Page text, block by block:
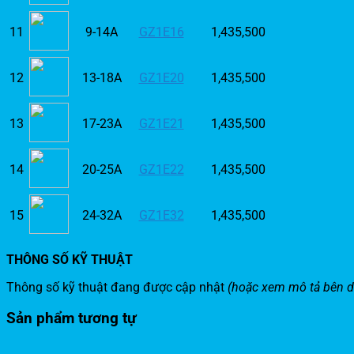
11 9-14A GZ1E16 1,435,500
12 13-18A GZ1E20 1,435,500
13 17-23A GZ1E21 1,435,500
14 20-25A GZ1E22 1,435,500
15 24-32A GZ1E32 1,435,500
THÔNG SỐ KỸ THUẬT
Thông số kỹ thuật đang được cập nhật (hoặc xem mô tả bên
Sản phẩm tương tự